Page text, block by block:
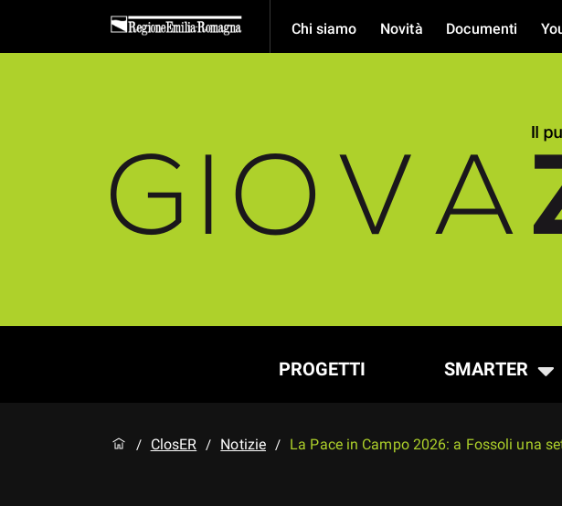
Chi siamo Novità Documenti
PROGETTI SMARTER
/ ClosER / Notizie / La Pace in Campo 2026: a Fossoli una